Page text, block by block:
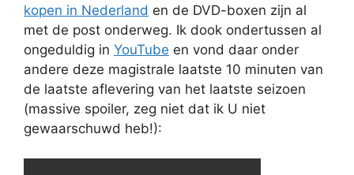
kopen in Nederland en de DVD-boxen zijn al
met de post onderweg. Ik dook ondertussen al
ongeduldig in YouTube en vond daar onder
andere deze magistrale laatste 10 minuten van
de laatste aflevering van het laatste seizoen
(massive spoiler, zeg niet dat ik U niet
gewaarschuwd heb!):